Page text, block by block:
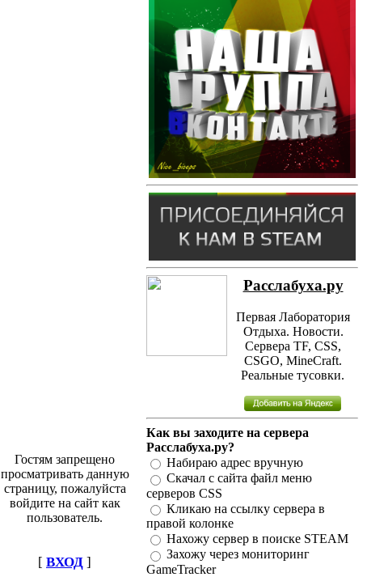
Гостям запрещено
просматривать данную
страницу, пожалуйста
войдите на сайт как
пользователь.
[ ВХОД ]
Расслабуха.ру
Первая Лаборатория
Отдыха. Новости.
Сервера TF, CSS,
CSGO, MineCraft.
Реальные тусовки.
Как вы заходите на сервера
Расслабуха.ру?
Набираю адрес вручную
Скачал с сайта файл меню
серверов CSS
Кликаю на ссылку сервера в
правой колонке
Нахожу сервер в поиске STEAM
Захожу через мониторинг
GameTracker